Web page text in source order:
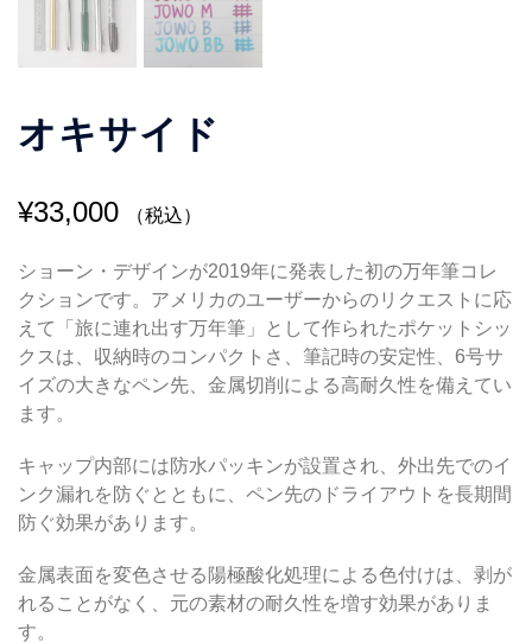
オキサイド
¥33,000 （税込）
ショーン・デザインが2019年に発表した初の万年筆コレ
クションです。アメリカのユーザーからのリクエストに応
えて「旅に連れ出す万年筆」として作られたポケットシッ
クスは、収納時のコンパクトさ、筆記時の安定性、6号サ
イズの大きなペン先、金属切削による高耐久性を備えてい
ます。
キャップ内部には防水パッキンが設置され、外出先でのイ
ンク漏れを防ぐとともに、ペン先のドライアウトを長期間
防ぐ効果があります。
金属表面を変色させる陽極酸化処理による色付けは、剥が
れることがなく、元の素材の耐久性を増す効果がありま
す。